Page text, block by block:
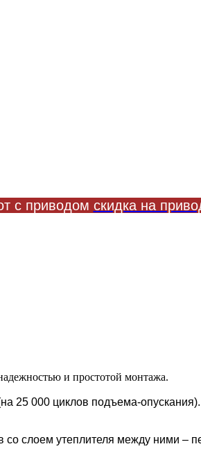
с приводом скидка на
и простотой монтажа.
25 000 циклов подъема-
слоем утеплителя между ними –